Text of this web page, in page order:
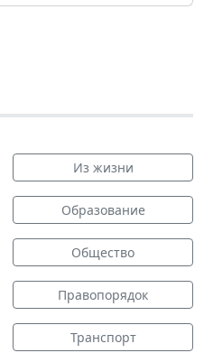
Из жизни
Образование
Общество
Правопорядок
Транспорт